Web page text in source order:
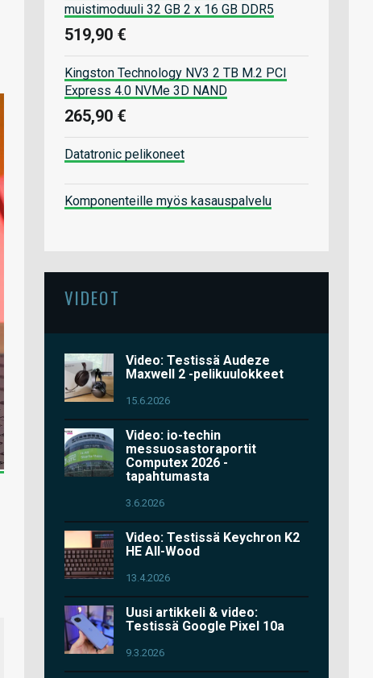
muistimoduuli 32 GB 2 x 16 GB DDR5
519,90 €
Kingston Technology NV3 2 TB M.2 PCI
Express 4.0 NVMe 3D NAND
265,90 €
Datatronic pelikoneet
Komponenteille myös kasauspalvelu
VIDEOT
Video: Testissä Audeze
Maxwell 2 -pelikuulokkeet
15.6.2026
Video: io-techin
messuosastoraportit
Computex 2026 -
tapahtumasta
3.6.2026
Video: Testissä Keychron K2
HE All-Wood
13.4.2026
Uusi artikkeli & video:
Testissä Google Pixel 10a
9.3.2026